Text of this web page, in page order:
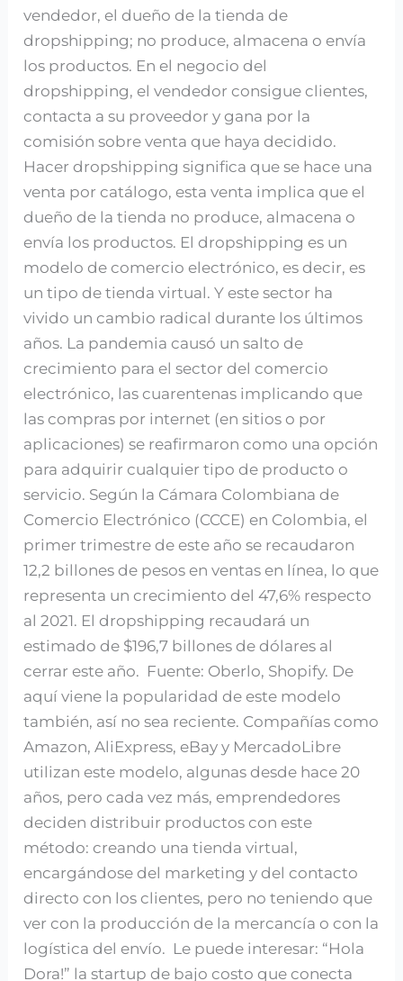
vendedor, el dueño de la tienda de
dropshipping; no produce, almacena o envía
los productos. En el negocio del
dropshipping, el vendedor consigue clientes,
contacta a su proveedor y gana por la
comisión sobre venta que haya decidido.
Hacer dropshipping significa que se hace una
venta por catálogo, esta venta implica que el
dueño de la tienda no produce, almacena o
envía los productos. El dropshipping es un
modelo de comercio electrónico, es decir, es
un tipo de tienda virtual. Y este sector ha
vivido un cambio radical durante los últimos
años. La pandemia causó un salto de
crecimiento para el sector del comercio
electrónico, las cuarentenas implicando que
las compras por internet (en sitios o por
aplicaciones) se reafirmaron como una opción
para adquirir cualquier tipo de producto o
servicio. Según la Cámara Colombiana de
Comercio Electrónico (CCCE) en Colombia, el
primer trimestre de este año se recaudaron
12,2 billones de pesos en ventas en línea, lo que
representa un crecimiento del 47,6% respecto
al 2021. El dropshipping recaudará un
estimado de $196,7 billones de dólares al
cerrar este año. Fuente: Oberlo, Shopify. De
aquí viene la popularidad de este modelo
también, así no sea reciente. Compañías como
Amazon, AliExpress, eBay y MercadoLibre
utilizan este modelo, algunas desde hace 20
años, pero cada vez más, emprendedores
deciden distribuir productos con este
método: creando una tienda virtual,
encargándose del marketing y del contacto
directo con los clientes, pero no teniendo que
ver con la producción de la mercancía o con la
logística del envío. Le puede interesar: “Hola
Dora!” la startup de bajo costo que conecta